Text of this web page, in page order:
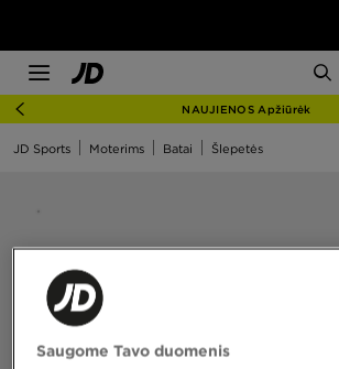
NAUJIENOS Apžiūrėk
JD Sports Moterims Batai Šlepetės
Saugome Tavo duomenis